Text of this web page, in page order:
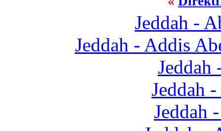
Jeddah -
Jeddah - Addis
Jeddah
Jeddah